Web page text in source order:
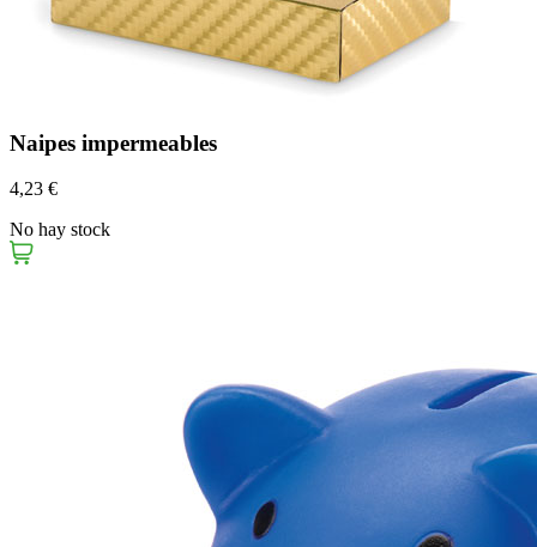
Naipes impermeables
4,23 €
No hay stock